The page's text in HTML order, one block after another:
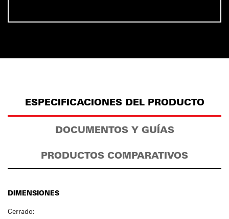
ESPECIFICACIONES DEL PRODUCTO
DOCUMENTOS Y GUÍAS
PRODUCTOS COMPARATIVOS
DIMENSIONES
Cerrado: